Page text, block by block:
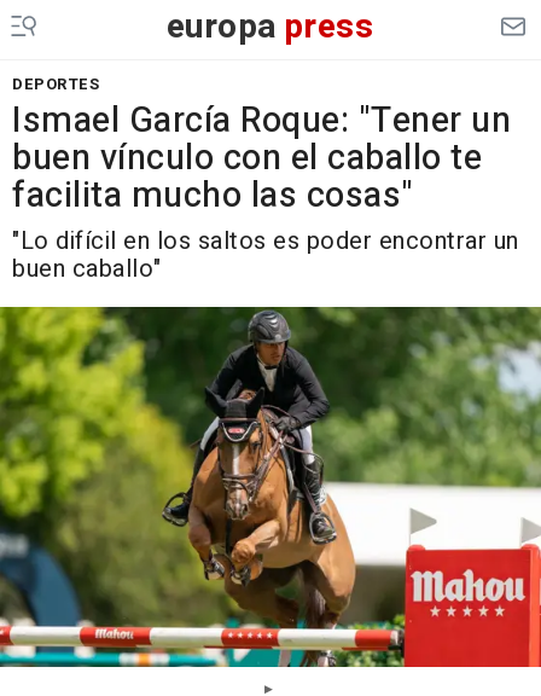
europa press
DEPORTES
Ismael García Roque: "Tener un
buen vínculo con el caballo te
facilita mucho las cosas"
"Lo difícil en los saltos es poder encontrar un
buen caballo"